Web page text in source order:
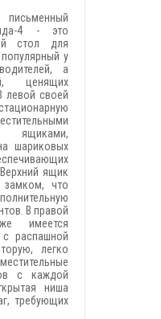
4 - это
стол для
у
а
ценящих
левой своей
шариковых
ящик
что
В правой
имеется
распашной
легко
с каждой
ниша
требующих